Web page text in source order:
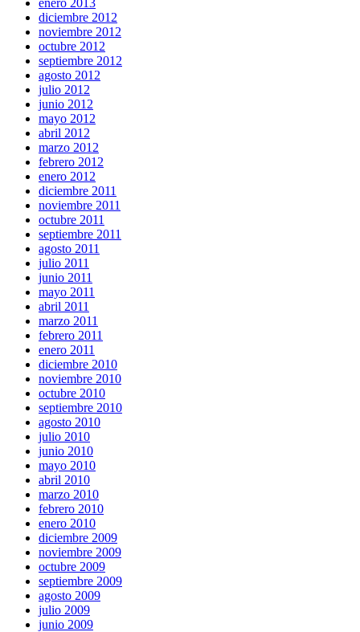
enero 2013
diciembre 2012
noviembre 2012
octubre 2012
septiembre 2012
agosto 2012
julio 2012
junio 2012
mayo 2012
abril 2012
marzo 2012
febrero 2012
enero 2012
diciembre 2011
noviembre 2011
octubre 2011
septiembre 2011
agosto 2011
julio 2011
junio 2011
mayo 2011
abril 2011
marzo 2011
febrero 2011
enero 2011
diciembre 2010
noviembre 2010
octubre 2010
septiembre 2010
agosto 2010
julio 2010
junio 2010
mayo 2010
abril 2010
marzo 2010
febrero 2010
enero 2010
diciembre 2009
noviembre 2009
octubre 2009
septiembre 2009
agosto 2009
julio 2009
junio 2009